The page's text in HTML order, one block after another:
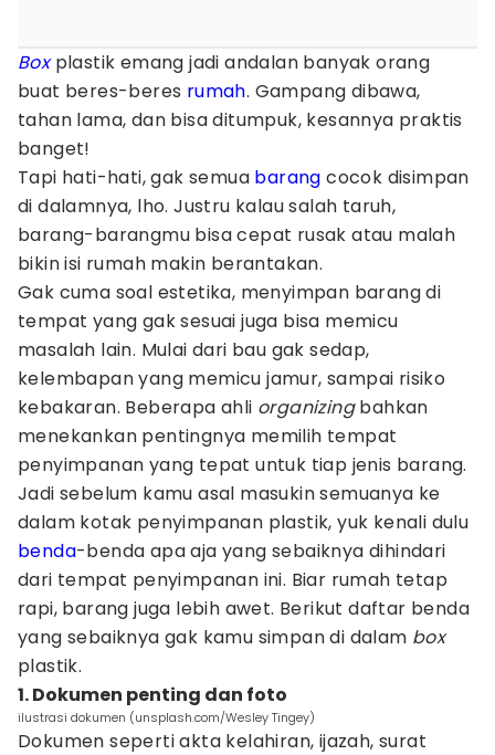
Boxplastik emang jadi andalan banyak orang
buat beres-beres rumah. Gampang dibawa,
tahan lama, dan bisa ditumpuk, kesannya praktis
banget!
Tapi hati-hati, gak semua barang cocok disimpan
di dalamnya, lho. Justru kalau salah taruh,
barang-barangmu bisa cepat rusak atau malah
bikin isi rumah makin berantakan.
Gak cuma soal estetika, menyimpan barang di
tempat yang gak sesuai juga bisa memicu
masalah lain. Mulai dari bau gak sedap,
kelembapan yang memicu jamur, sampai risiko
kebakaran. Beberapa ahli organizingbahkan
menekankan pentingnya memilih tempat
penyimpanan yang tepat untuk tiap jenis barang.
Jadi sebelum kamu asal masukin semuanya ke
dalam kotak penyimpanan plastik, yuk kenali dulu
benda-benda apa aja yang sebaiknya dihindari
dari tempat penyimpanan ini. Biar rumah tetap
rapi, barang juga lebih awet. Berikut daftar benda
yang sebaiknya gak kamu simpan di dalam box
plastik.
1. Dokumen penting dan foto
ilustrasi dokumen (unsplash.com/Wesley Tingey)
Dokumen seperti akta kelahiran, ijazah, surat